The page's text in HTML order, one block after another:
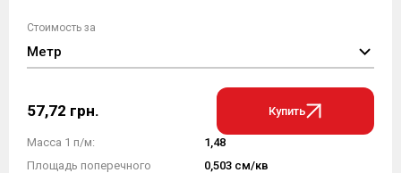
Стоимость за
Метр
57,72 грн. Купить
Масса 1 п/м:
1,48
Площадь поперечного
0,503 см/кв